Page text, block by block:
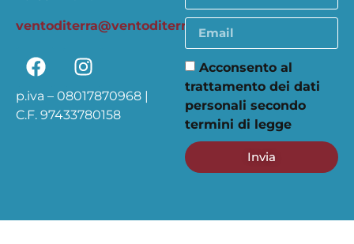
ventoditerra@ventoditerra.org
p.iva – 08017870968 |
C.F. 97433780158
Acconsento al
trattamento dei dati
personali secondo
termini di legge
Invia